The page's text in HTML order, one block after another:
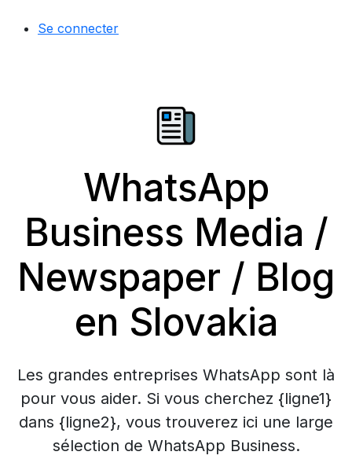
Se connecter
WhatsApp
Business Media /
Newspaper / Blog
en Slovakia
Les grandes entreprises WhatsApp sont là
pour vous aider. Si vous cherchez {ligne1}
dans {ligne2}, vous trouverez ici une large
sélection de WhatsApp Business.